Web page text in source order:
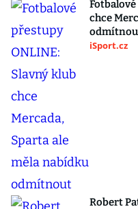
chce
iSport.cz
Robert